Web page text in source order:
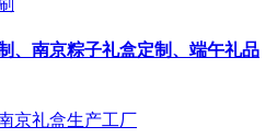
、南京粽子礼盒定制、端午礼品